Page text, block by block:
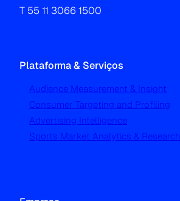
T 55 11 3066 1500
Plataforma & Serviços
Audience Measurement & Insight
Consumer Targeting and Profiling
Advertising Intelligence
Sports Market Analytics & Research